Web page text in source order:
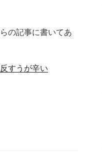
の記事に書いてあ
すうが辛い